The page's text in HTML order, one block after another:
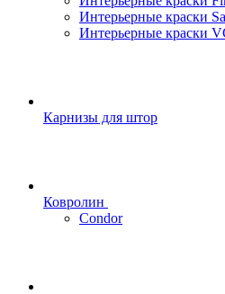
Интерьерные краски
Интерьерные краски
Карнизы для штор
Ковролин
Condor